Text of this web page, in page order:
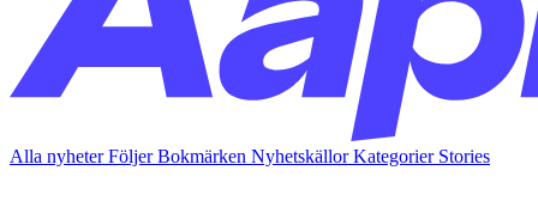
Alla nyheterFöljerBokmärken NyhetskällorKategorier Stories